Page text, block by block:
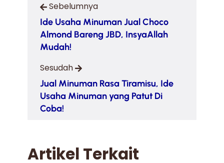
Sebelumnya
Ide Usaha Minuman Jual Choco
Almond Bareng JBD, InsyaAllah
Mudah!
Sesudah
Jual Minuman Rasa Tiramisu, Ide
Usaha Minuman yang Patut Di
Coba!
Artikel Terkait